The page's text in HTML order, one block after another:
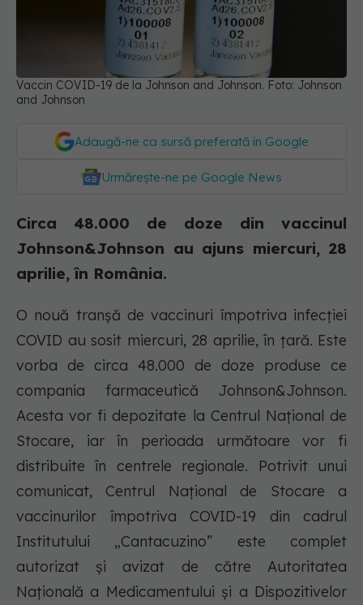
Vaccin COVID-19 de la Johnson and Johnson. Foto: Johnson
and Johnson
Adaugă-ne ca sursă preferată în Google
Urmărește-ne pe Google News
Circa 48.000 de doze din vaccinul
Johnson&Johnson au ajuns miercuri, 28
aprilie, în România.
O nouă tranșă de vaccinuri împotriva infecției
COVID au sosit miercuri, 28 aprilie, în țară. Este
vorba de circa 48.000 de doze produse ce
compania farmaceutică Johnson&Johnson.
Acesta vor fi depozitate la Centrul Național de
Stocare, iar în perioada următoare vor fi
distribuite în centrele regionale. Potrivit unui
comunicat, Centrul Național de Stocare a
vaccinurilor împotriva COVID-19 din cadrul
Institutului „Cantacuzino” este complet
autorizat și avizat de către Autoritatea
Națională a Medicamentului și a Dispozitivelor